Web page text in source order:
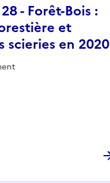
- Forêt-Bois :
et
scieries en 2020